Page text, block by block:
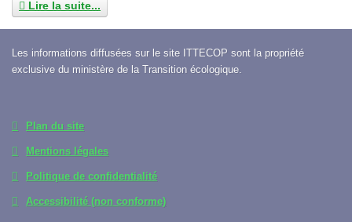
Lire la suite...
Les informations diffusées sur le site ITTECOP sont la propriété
exclusive du ministère de la Transition écologique.
Plan du site
Mentions légales
Politique de confidentialité
Accessibilité (non conforme)